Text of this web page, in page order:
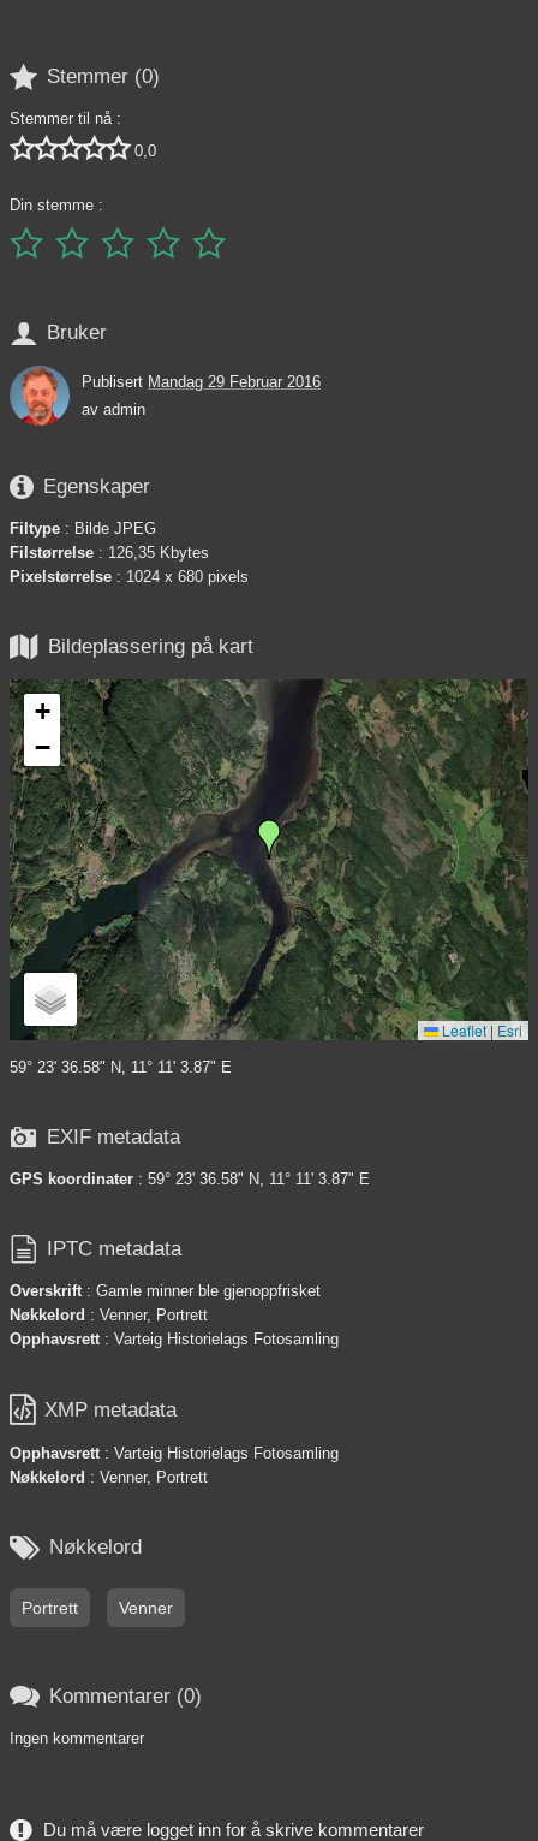
 Stemmer (0)
Stemmer til nå :
 0,0
Din stemme :
    
 Bruker
Publisert Mandag 29 Februar 2016
av admin
 Egenskaper
Filtype : Bilde JPEG
Filstørrelse : 126,35 Kbytes
Pixelstørrelse : 1024 x 680 pixels
 Bildeplassering på kart
+
−
Leaflet | Esri
59° 23' 36.58" N, 11° 11' 3.87" E
 EXIF metadata
GPS koordinater : 59° 23' 36.58" N, 11° 11' 3.87" E
 IPTC metadata
Overskrift : Gamle minner ble gjenoppfrisket
Nøkkelord : Venner, Portrett
Opphavsrett : Varteig Historielags Fotosamling
 XMP metadata
Opphavsrett : Varteig Historielags Fotosamling
Nøkkelord : Venner, Portrett
 Nøkkelord
Portrett Venner
 Kommentarer (0)
Ingen kommentarer
Du må være logget inn for å skrive kommentarer